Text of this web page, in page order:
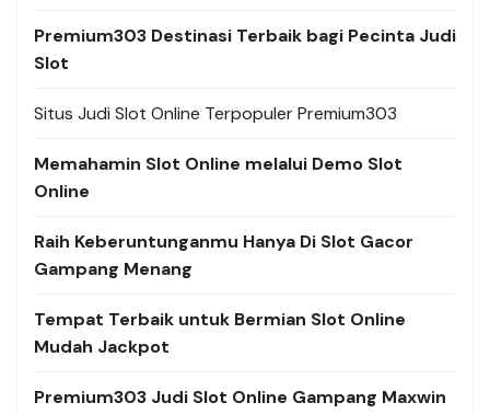
Premium303 Destinasi Terbaik bagi Pecinta Judi
Slot
Situs Judi Slot Online Terpopuler Premium303
Memahamin Slot Online melalui Demo Slot
Online
Raih Keberuntunganmu Hanya Di Slot Gacor
Gampang Menang
Tempat Terbaik untuk Bermian Slot Online
Mudah Jackpot
Premium303 Judi Slot Online Gampang Maxwin